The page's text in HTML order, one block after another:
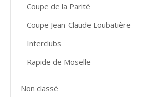
Coupe de la Parité
Coupe Jean-Claude Loubatière
Interclubs
Rapide de Moselle
Non classé